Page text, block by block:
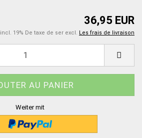
36,95 EUR
incl. 19% De taxe de ser excl. Les frais de livraison
Weiter mit